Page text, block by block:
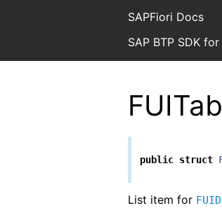
SAPFiori Docs
SAP BTP SDK
public struct
List item for